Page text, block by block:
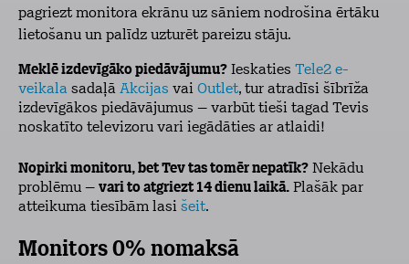
pagriezt monitora ekrānu uz sāniem nodrošina ērtāku
lietošanu un palīdz uzturēt pareizu stāju.
Meklē izdevīgāko piedāvājumu? Ieskaties Tele2 e-
veikala sadaļā Akcijas vai Outlet, tur atradīsi šībrīža
izdevīgākos piedāvājumus – varbūt tieši tagad Tevis
noskatīto televizoru vari iegādāties ar atlaidi!
Nopirki monitoru, bet Tev tas tomēr nepatīk? Nekādu
problēmu – vari to atgriezt 14 dienu laikā. Plašāk par
atteikuma tiesībām lasi šeit.
Monitors 0% nomaksā